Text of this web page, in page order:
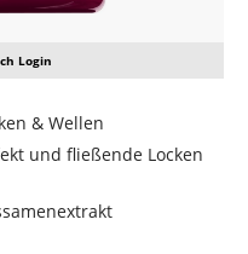
Login
& Wellen
und fließende Locken